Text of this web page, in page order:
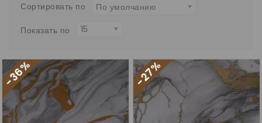
Сортировать по
По умолчанию
Показать по
15
-36% -27%